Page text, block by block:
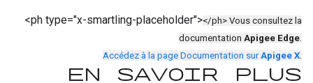
<ph type="x-smartling-placeholder"></ph> Vous consultez la
documentation Apigee Edge.
Accédez à la page Documentation surApigee X.
En savoir plus